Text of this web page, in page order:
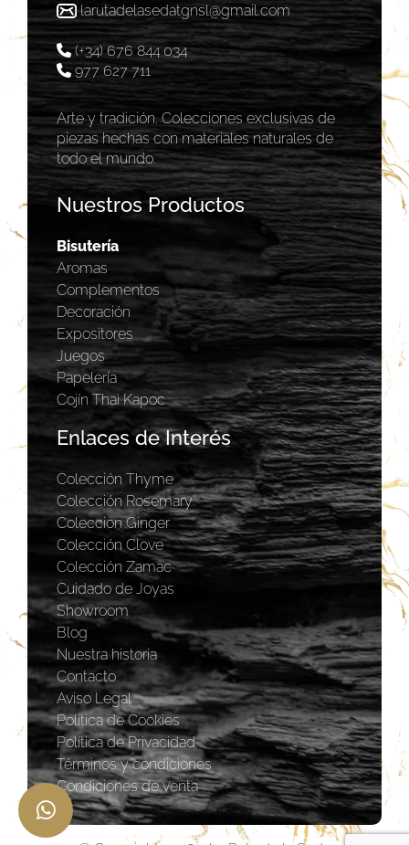
larutadelasedatgnsl@gmail.com
(+34) 676 844 034
977 627 711
Arte y tradición. Colecciones exclusivas de
piezas hechas con materiales naturales de
todo el mundo.
Nuestros Productos
Bisutería
Aromas
Complementos
Decoración
Expositores
Juegos
Papelería
Cojín Thai Kapoc
Enlaces de Interés
Colección Thyme
Colección Rosemary
Coleccion Ginger
Colección Clove
Colección Zamac
Cuidado de Joyas
Showroom
Blog
Nuestra historia
Contacto
Aviso Legal
Política de Cookies
Política de Privacidad
Términos y condiciones
Condiciones de venta